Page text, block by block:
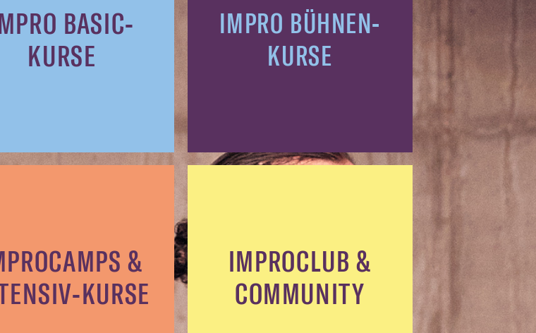
BASIC-
KURSE
IMPRO BÜHNEN-
KURSE
&
KURSE
IMPROCLUB &
COMMUNITY